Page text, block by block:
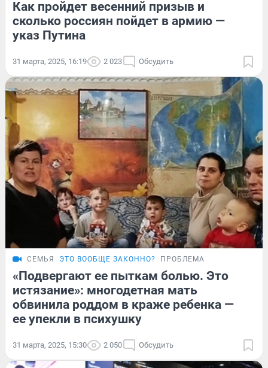
Как пройдет весенний призыв и
сколько россиян пойдет в армию —
указ Путина
31 марта, 2025, 16:19 2 023 Обсудить
СЕМЬЯ ЭТО ВООБЩЕ ЗАКОННО? ПРОБЛЕМА
«Подвергают ее пыткам болью. Это
истязание»: многодетная мать
обвинила роддом в краже ребенка —
ее упекли в психушку
31 марта, 2025, 15:30 2 050 Обсудить